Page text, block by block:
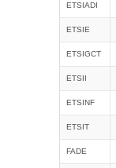
ETSIADI
ETSIE
ETSIGCT
ETSII
ETSINF
ETSIT
FADE